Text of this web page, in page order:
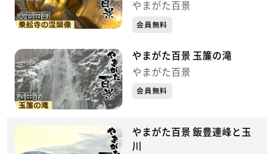
やまがた百景
会員無料
やまがた百景 玉簾の滝
やまがた百景
会員無料
やまがた百景 飯豊連峰と玉
川